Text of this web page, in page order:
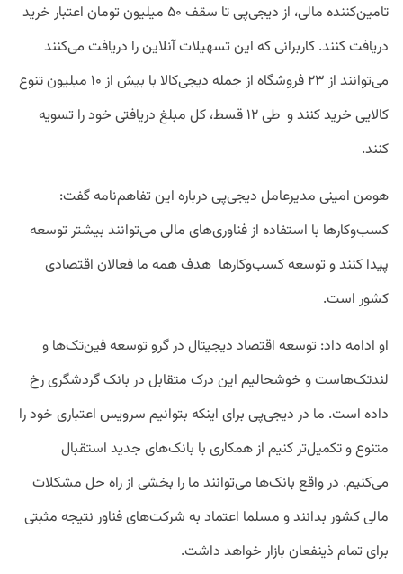
تامین‌کننده مالی، از دیجی‌پی تا سقف ۵۰ میلیون تومان اعتبار خرید
دریافت کنند. کاربرانی که این تسهیلات آنلاین را دریافت می‌کنند
می‌توانند از ۲۳ فروشگاه از جمله دیجی‌کالا با بیش از ۱۰ میلیون تنوع
کالایی خرید کنند و طی ۱۲ قسط، کل مبلغ دریافتی خود را تسویه
کنند.
هومن امینی مدیرعامل دیجی‌پی درباره این تفاهم‌نامه گفت:
کسب‌وکارها با استفاده از فناوری‌های مالی می‌توانند بیشتر توسعه
پیدا کنند و توسعه کسب‌وکارها هدف همه ما فعالان اقتصادی
کشور است.
او ادامه داد: توسعه اقتصاد دیجیتال در گرو توسعه فین‌تک‌‌ها و
لندتک‌هاست و خوشحالیم این درک متقابل در بانک گردشگری رخ
داده است‌. ما در دیجی‌پی برای اینکه بتوانیم سرویس اعتباری خود را
متنوع‌ و تکمیل‌تر کنیم از همکاری با بانک‌های جدید استقبال
می‌کنیم. در واقع بانک‌ها می‌توانند ما را بخشی از راه حل مشکلات
مالی کشور بدانند و مسلما اعتماد به شرکت‌های فناور نتیجه مثبتی
برای تمام ذینفعان بازار خواهد داشت.